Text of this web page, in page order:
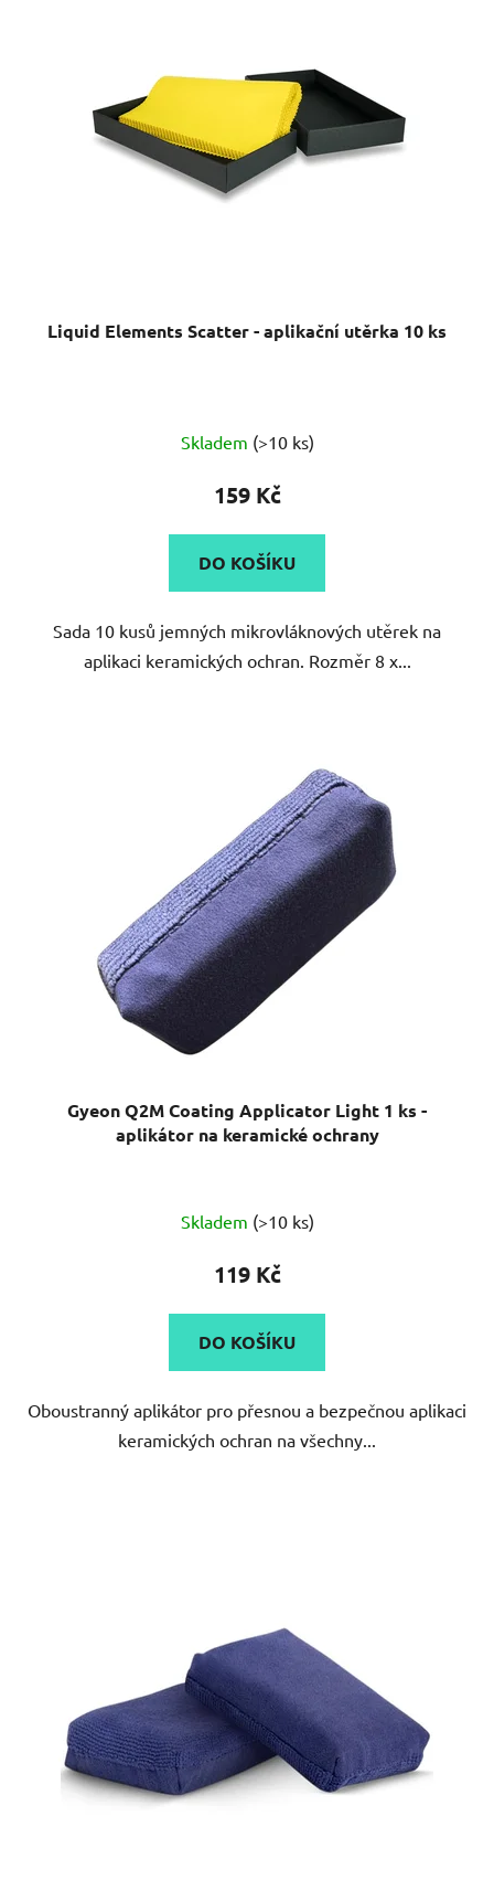
Liquid Elements Scatter - aplikační utěrka 10 ks
Skladem (>10 ks)
159 Kč
DO KOŠÍKU
Sada 10 kusů jemných mikrovláknových utěrek na
aplikaci keramických ochran. Rozměr 8 x...
Gyeon Q2M Coating Applicator Light 1 ks -
aplikátor na keramické ochrany
Skladem (>10 ks)
119 Kč
DO KOŠÍKU
Oboustranný aplikátor pro přesnou a bezpečnou aplikaci
keramických ochran na všechny...